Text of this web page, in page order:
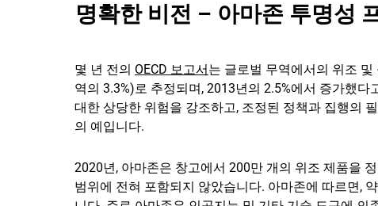
명확한 비전 – 아마존 투명성
몇 년 전의 OECD 보고서 는 글로벌 무역에서의 위조
역의 3.3%)로 추정되며, 2013년의 2.5%에서 증가했
대한 상당한 위험을 강조하고, 조정된 정책과 집행의
의 예입니다.
2020년, 아마존은 창고에서 200만 개의 위조 제품을
범위에 전혀 포함되지 않았습니다. 아마존에 따르면,